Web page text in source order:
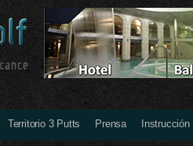
Territorio 3 Putts Prensa Instrucción